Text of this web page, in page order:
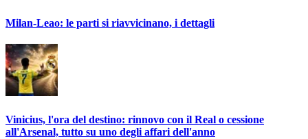
Milan-Leao: le parti si riavvicinano, i dettagli
Vinicius, l'ora del destino: rinnovo con il Real o cessione
all'Arsenal, tutto su uno degli affari dell'anno